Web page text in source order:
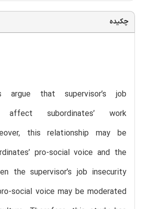
چکیده
argue that supervisor’s job
subordinates’ work
this relationship may be
pro-social voice and the
the supervisor’s job insecurity
social voice may be moderated